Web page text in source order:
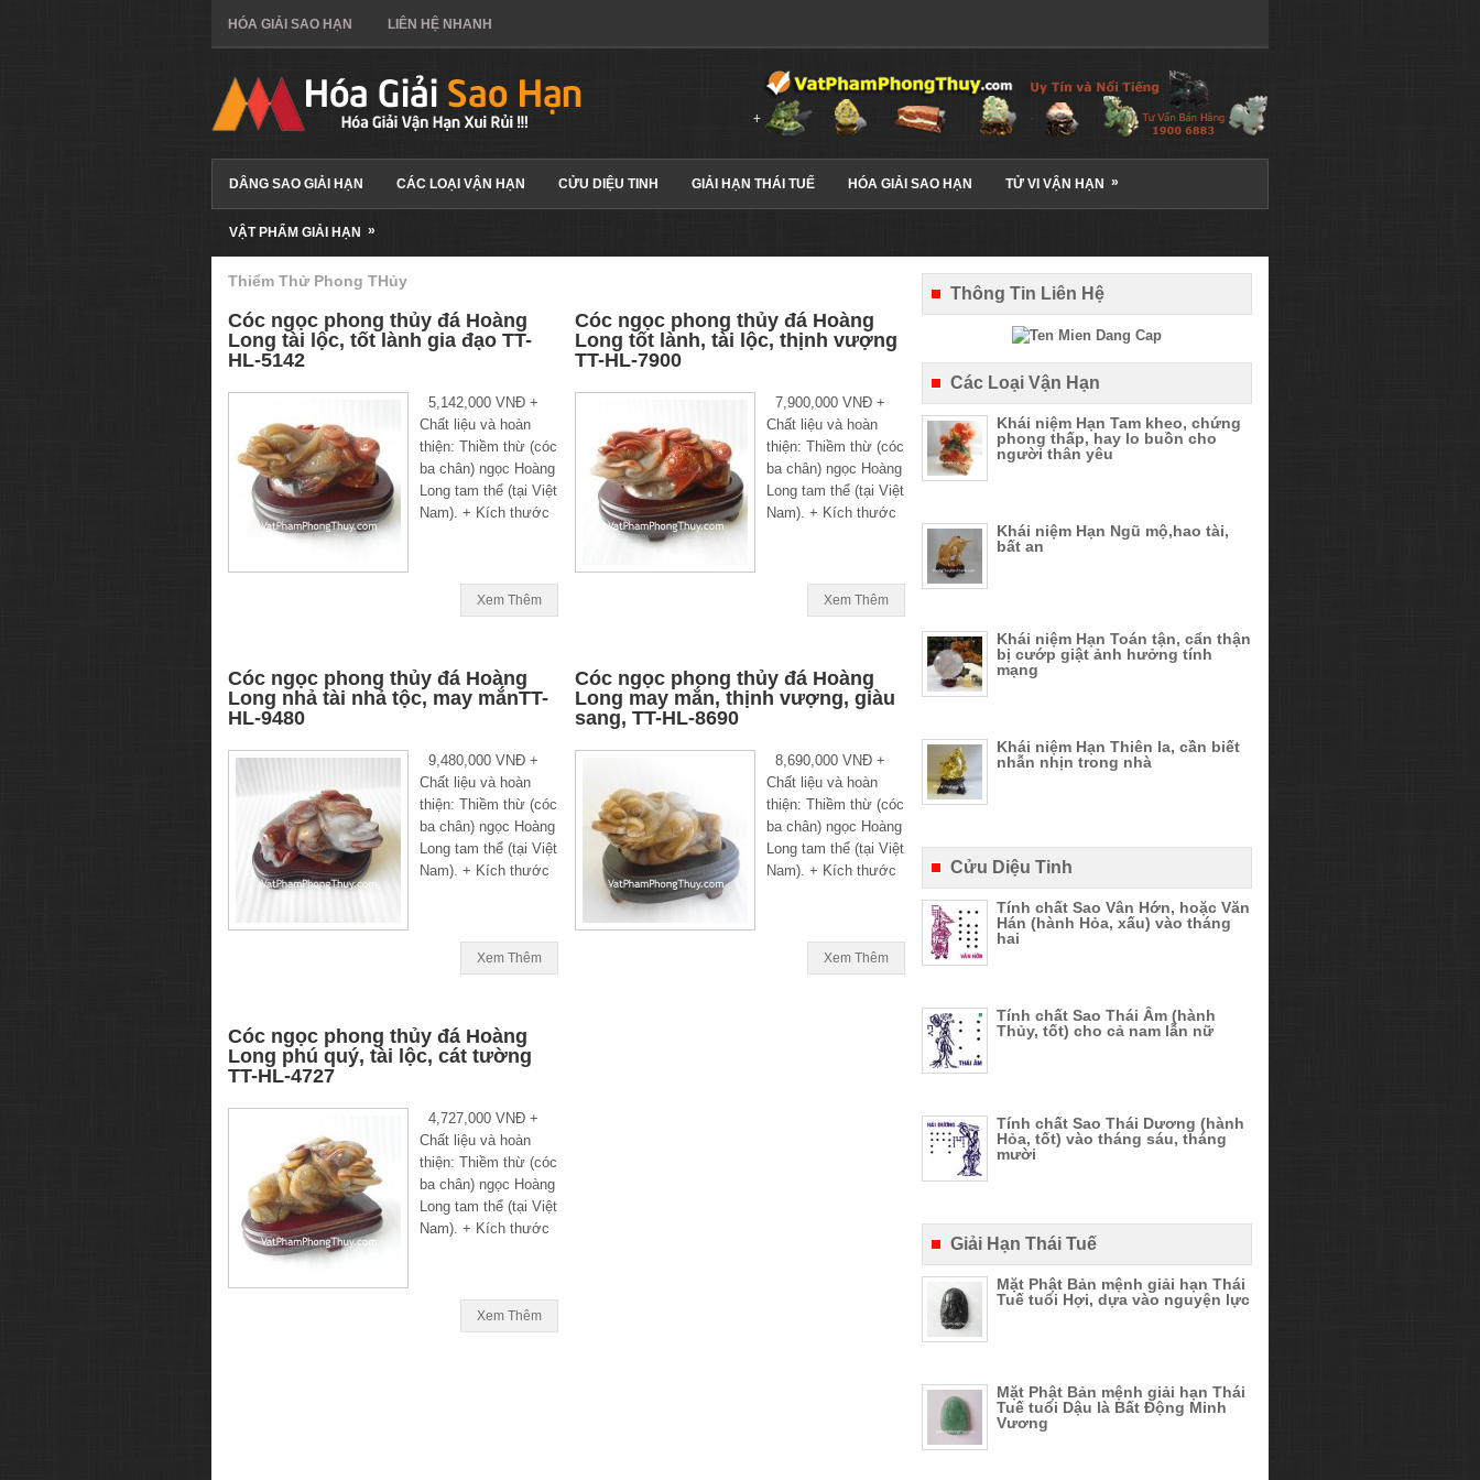
HÓA GIẢI SAO HẠN LIÊN HỆ NHANH
DÂNG SAO GIẢI HẠN CÁC LOẠI VẬN HẠN CỬU DIỆU TINH GIẢI HẠN THÁI TUẾ HÓA GIẢI SAO HẠN TỬ VI VẬN HẠN »
VẬT PHẨM GIẢI HẠN »
Thiểm Thử Phong THủy
Cóc ngọc phong thủy đá Hoàng
Long tài lộc, tốt lành gia đạo TT-
HL-5142
5,142,000 VNĐ +
Chất liệu và hoàn
thiện: Thiềm thừ (cóc
ba chân) ngọc Hoàng
Long tam thể (tại Việt
Nam). + Kích thước
Xem Thêm
Cóc ngọc phong thủy đá Hoàng
Long tốt lành, tài lộc, thịnh vượng
TT-HL-7900
7,900,000 VNĐ +
Chất liệu và hoàn
thiện: Thiềm thừ (cóc
ba chân) ngọc Hoàng
Long tam thể (tại Việt
Nam). + Kích thước
Xem Thêm
Cóc ngọc phong thủy đá Hoàng
Long nhả tài nhả tộc, may mắnTT-
HL-9480
9,480,000 VNĐ +
Chất liệu và hoàn
thiện: Thiềm thừ (cóc
ba chân) ngọc Hoàng
Long tam thể (tại Việt
Nam). + Kích thước
Xem Thêm
Cóc ngọc phong thủy đá Hoàng
Long may mắn, thịnh vượng, giàu
sang, TT-HL-8690
8,690,000 VNĐ +
Chất liệu và hoàn
thiện: Thiềm thừ (cóc
ba chân) ngọc Hoàng
Long tam thể (tại Việt
Nam). + Kích thước
Xem Thêm
Cóc ngọc phong thủy đá Hoàng
Long phú quý, tài lộc, cát tường
TT-HL-4727
4,727,000 VNĐ +
Chất liệu và hoàn
thiện: Thiềm thừ (cóc
ba chân) ngọc Hoàng
Long tam thể (tại Việt
Nam). + Kích thước
Xem Thêm
Thông Tin Liên Hệ
Các Loại Vận Hạn
Khái niệm Hạn Tam kheo, chứng
phong thấp, hay lo buồn cho
người thân yêu
Khái niệm Hạn Ngũ mộ,hao tài,
bất an
Khái niệm Hạn Toán tận, cẩn thận
bị cướp giật ảnh hưởng tính
mạng
Khái niệm Hạn Thiên la, cần biết
nhẫn nhịn trong nhà
Cửu Diệu Tinh
Tính chất Sao Vân Hớn, hoặc Văn
Hán (hành Hỏa, xấu) vào tháng
hai
Tính chất Sao Thái Âm (hành
Thủy, tốt) cho cả nam lẫn nữ
Tính chất Sao Thái Dương (hành
Hỏa, tốt) vào tháng sáu, tháng
mười
Giải Hạn Thái Tuế
Mặt Phật Bản mệnh giải hạn Thái
Tuế tuổi Hợi, dựa vào nguyện lực
Mặt Phật Bản mệnh giải hạn Thái
Tuế tuổi Dậu là Bất Động Minh
Vương